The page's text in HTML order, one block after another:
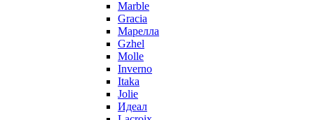
Marble
Gracia
Марелла
Gzhel
Molle
Inverno
Itaka
Jolie
Идеал